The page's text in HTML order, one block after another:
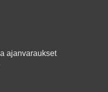
ajanvaraukset